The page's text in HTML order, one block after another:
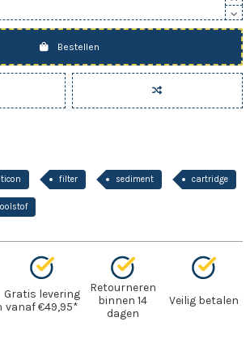
Bestellen
filter sediment cartridge
Gratis levering
vanaf €49,95*
Retourneren
binnen 14
dagen
Veilig betalen